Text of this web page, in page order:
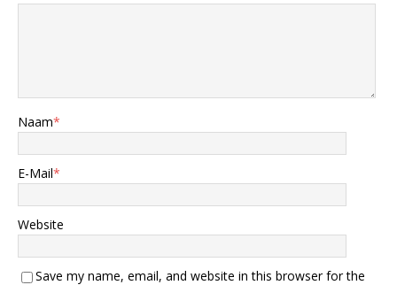
Naam*
E-Mail*
Website
Save my name, email, and website in this browser for the